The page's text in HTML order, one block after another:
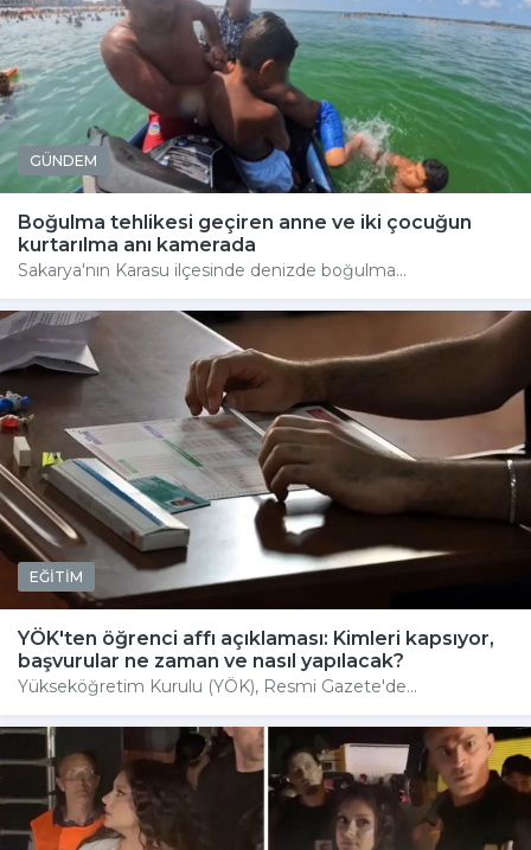
GÜNDEM
Boğulma tehlikesi geçiren anne ve iki çocuğun
kurtarılma anı kamerada
Sakarya'nın Karasu ilçesinde denizde boğulma...
EĞİTİM
YÖK'ten öğrenci affı açıklaması: Kimleri kapsıyor,
başvurular ne zaman ve nasıl yapılacak?
Yükseköğretim Kurulu (YÖK), Resmi Gazete'de...